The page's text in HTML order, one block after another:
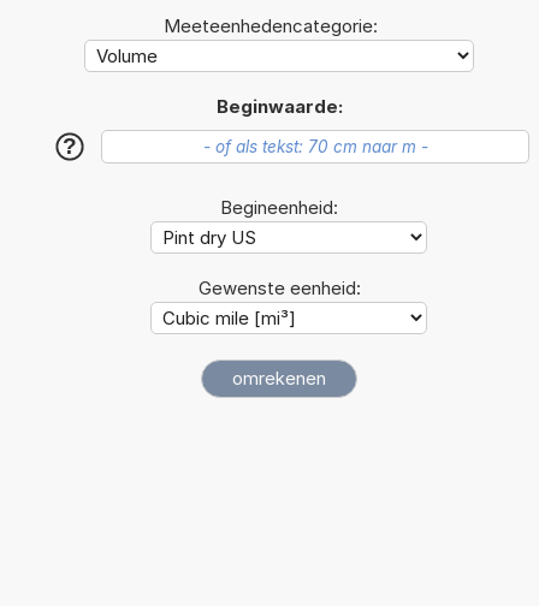
Meeteenhedencategorie:
Beginwaarde:
?
Begineenheid:
Gewenste eenheid: